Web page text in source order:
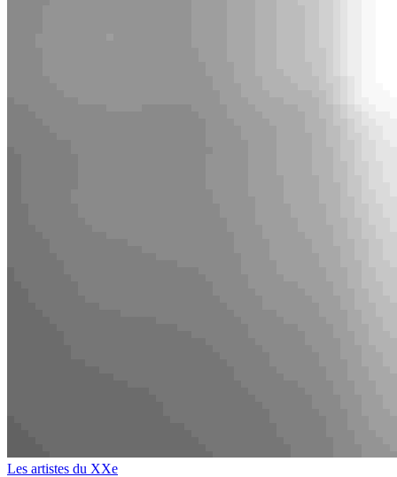
Les artistes du XXe